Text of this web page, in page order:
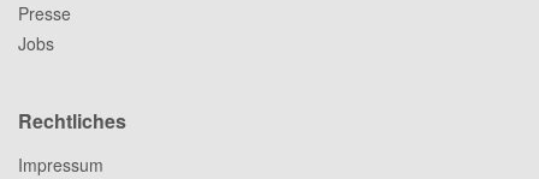
Presse
Jobs
Rechtliches
Impressum